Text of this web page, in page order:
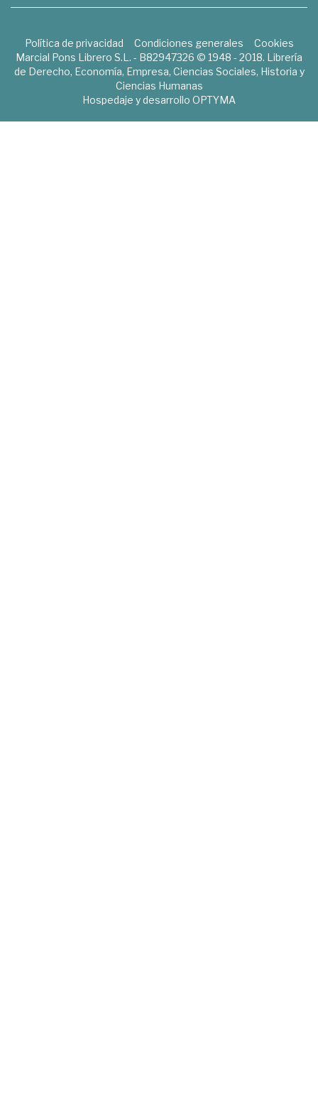
Política de privacidad Condiciones generales
Cookies
Marcial Pons Librero S.L. - B82947326 © 1948 - 2018. Librería
de Derecho, Economía, Empresa, Ciencias Sociales, Historia y
Ciencias Humanas
Hospedaje y desarrollo OPTYMA